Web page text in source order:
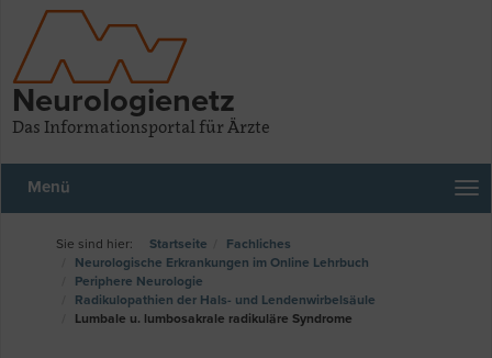
Neurologienetz
Das Informationsportal für Ärzte
Menü
Startseite
Fachliches
Neurologische Erkrankungen im Online Lehrbuch
Periphere Neurologie
Radikulopathien der Hals- und Lendenwirbelsäule
Lumbale u. lumbosakrale radikuläre Syndrome